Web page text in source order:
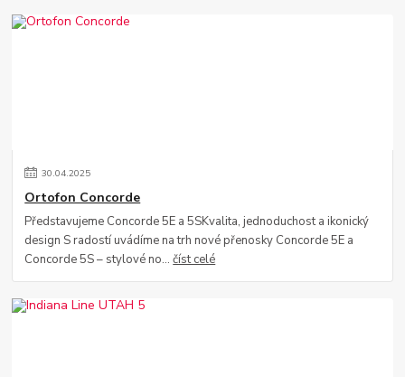
30.04.2025
Ortofon Concorde
Představujeme Concorde 5E a 5SKvalita, jednoduchost a ikonický
design S radostí uvádíme na trh nové přenosky Concorde 5E a
Concorde 5S – stylové no...číst celé